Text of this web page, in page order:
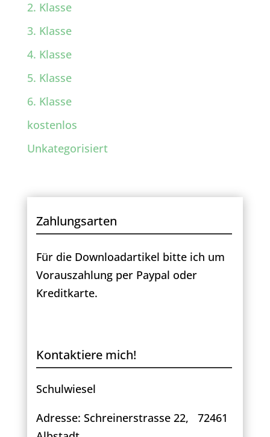
2. Klasse
3. Klasse
4. Klasse
5. Klasse
6. Klasse
kostenlos
Unkategorisiert
Zahlungsarten
Für die Downloadartikel bitte ich um
Vorauszahlung per Paypal oder
Kreditkarte.
Kontaktiere mich!
Schulwiesel
Adresse: Schreinerstrasse 22, 72461